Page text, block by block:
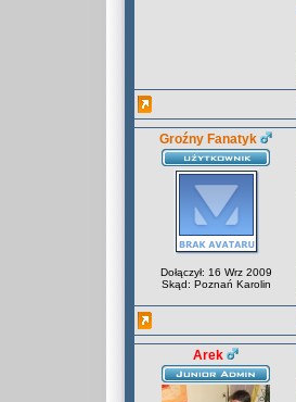
Groźny Fanatyk
Dołączył: 16 Wrz 2009
Skąd: Poznań Karolin
Arek